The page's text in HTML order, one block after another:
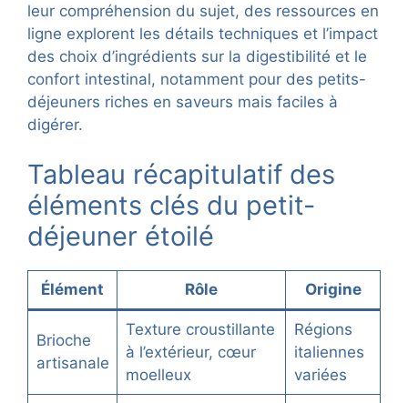
leur compréhension du sujet, des ressources en
ligne explorent les détails techniques et l’impact
des choix d’ingrédients sur la digestibilité et le
confort intestinal, notamment pour des petits-
déjeuners riches en saveurs mais faciles à
digérer.
Tableau récapitulatif des
éléments clés du petit-
déjeuner étoilé
Élément Rôle Origine
Brioche
artisanale
Texture croustillante
à l’extérieur, cœur
moelleux
Régions
italiennes
variées